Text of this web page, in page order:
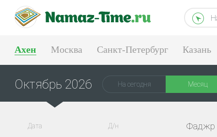
Ахен Москва Санкт-Петербург Казань
Октябрь 2026 На сегодня Месяц
Дата Д/н Фаджр